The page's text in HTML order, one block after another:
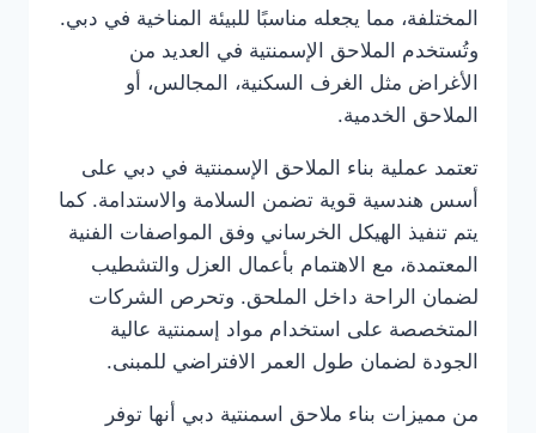
المختلفة، مما يجعله مناسبًا للبيئة المناخية في دبي.
وتُستخدم الملاحق الإسمنتية في العديد من
الأغراض مثل الغرف السكنية، المجالس، أو
الملاحق الخدمية.
تعتمد عملية بناء الملاحق الإسمنتية في دبي على
أسس هندسية قوية تضمن السلامة والاستدامة. كما
يتم تنفيذ الهيكل الخرساني وفق المواصفات الفنية
المعتمدة، مع الاهتمام بأعمال العزل والتشطيب
لضمان الراحة داخل الملحق. وتحرص الشركات
المتخصصة على استخدام مواد إسمنتية عالية
الجودة لضمان طول العمر الافتراضي للمبنى.
من مميزات بناء ملاحق اسمنتية دبي أنها توفر